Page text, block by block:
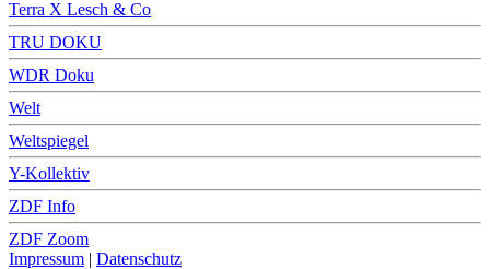
Terra X Lesch & Co
TRU DOKU
WDR Doku
Welt
Weltspiegel
Y-Kollektiv
ZDF Info
ZDF Zoom
Impressum | Datenschutz